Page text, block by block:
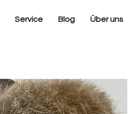
Service Blog Über uns